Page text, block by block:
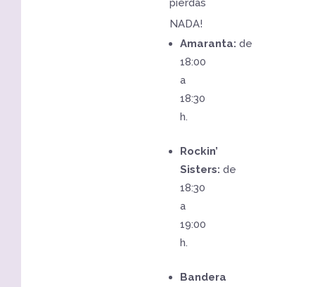
pierdas
NADA!
Amaranta:de
18:00
a
18:30
h.
Rockin’
Sisters:de
18:30
a
19:00
h.
Bandera